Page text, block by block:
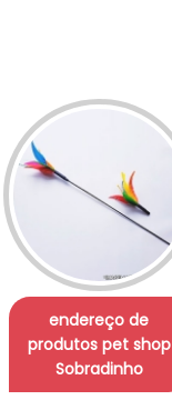
endereço de
produtos pet shop
Sobradinho